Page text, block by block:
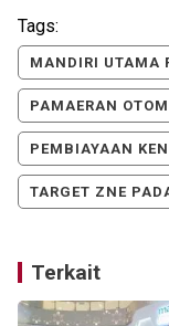
Tags:
MANDIRI UTAMA
PAMAERAN
PEMBIAYAAN
TARGET ZNE
Terkait